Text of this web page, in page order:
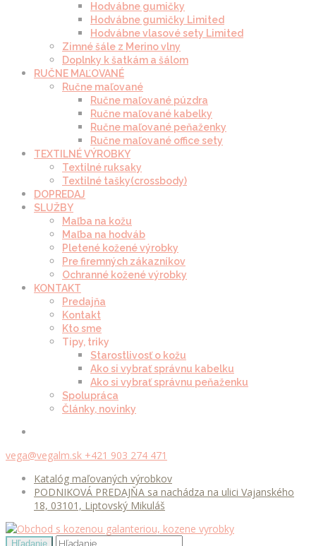
Hodvábne gumičky
Hodvábne gumičky Limited
Hodvábne vlasové sety Limited
Zimné šále z Merino vlny
Doplnky k šatkám a šálom
RUČNE MAĽOVANÉ
Ručne maľované
Ručne maľované púzdra
Ručne maľované kabelky
Ručne maľované peňaženky
Ručne maľované office sety
TEXTILNÉ VÝROBKY
Textilné ruksaky
Textilné tašky(crossbody)
DOPREDAJ
SLUŽBY
Maľba na kožu
Maľba na hodváb
Pletené kožené výrobky
Pre firemných zákazníkov
Ochranné kožené výrobky
KONTAKT
Predajňa
Kontakt
Kto sme
Tipy, triky
Starostlivosť o kožu
Ako si vybrať správnu kabelku
Ako si vybrať správnu peňaženku
Spolupráca
Články, novinky
vega@vegalm.sk +421 903 274 471
Katalóg maľovaných výrobkov
PODNIKOVÁ PREDAJŇA sa nachádza na ulici Vajanského
18, 03101, Liptovský Mikuláš